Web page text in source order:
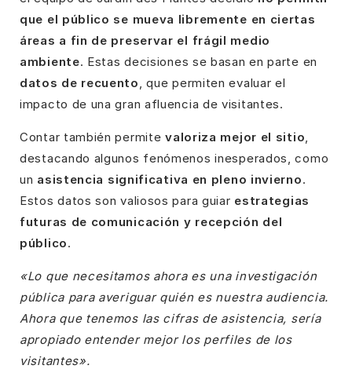
que el público se mueva libremente en ciertas
áreas a fin de preservar el frágil medio
ambiente. Estas decisiones se basan en parte en
datos de recuento, que permiten evaluar el
impacto de una gran afluencia de visitantes.
Contar también permitevaloriza mejor el sitio,
destacando algunos fenómenos inesperados, como
un asistencia significativa en pleno invierno.
Estos datos son valiosos para guiar estrategias
futuras de comunicación y recepción del
público.
«Lo que necesitamos ahora es una investigación
pública para averiguar quién es nuestra audiencia.
Ahora que tenemos las cifras de asistencia, sería
apropiado entender mejor los perfiles de los
visitantes».